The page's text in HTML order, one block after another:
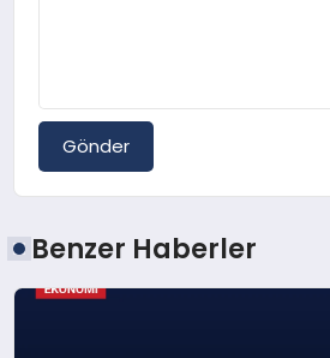
Gönder
Benzer Haberler